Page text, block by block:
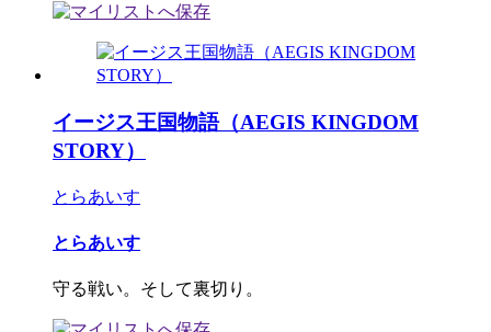
イージス王国物語（AEGIS KINGDOM
STORY）
とらあいす
とらあいす
守る戦い。そして裏切り。